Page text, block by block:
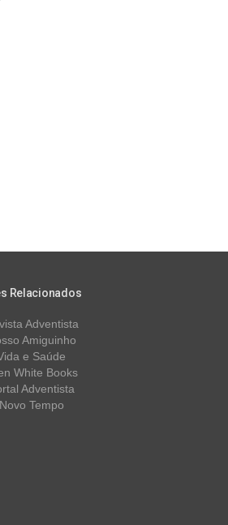
Relacionados
Adventista
Amiguinho
e Saúde
White Books
Adventista
Novo Tempo